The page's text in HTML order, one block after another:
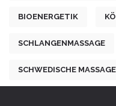
BIOENERGETIK
SCHLANGENMASSAGE
SCHWEDISCHE MASSAGE